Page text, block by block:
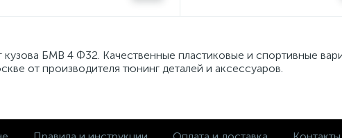
БМВ 4 Ф32. Качественные пластиковые и спортивные
от производителя тюнинг деталей и аксессуаров.